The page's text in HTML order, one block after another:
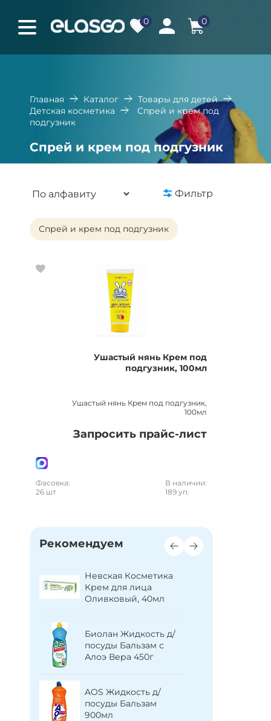
0 0
Главная Каталог
Товары для детей
Детская косметика
Спрей и крем под
подгузник
Спрей и крем под подгузник
Фильтр
Спрей и крем под подгузник
Ушастый нянь Крем под
подгузник, 100мл
Ушастый нянь Крем под подгузник,
100мл
Запросить прайс-лист
Фасовка:
26 шт
В наличии:
189 уп.
Рекомендуем
Невская Косметика
Крем для лица
Оливковый, 40мл
Биолан Жидкость д/
посуды Бальзам с
Алоэ Вера 450г
AOS Жидкость д/
посуды Бальзам
900мл